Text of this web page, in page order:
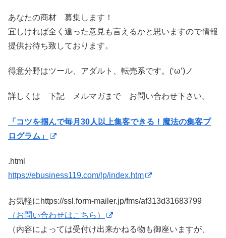
あなたの商材 募集します！
宜しければ全く違った意見も言えるかと思いますので情報
提供お待ち致しております。
得意分野はツール、アダルト、転売系です。(‘ω’)ノ
詳しくは 下記 メルマガまで お問い合わせ下さい。
「コツを掴んで毎月30人以上集客できる！魔法の集客プ
ログラム」
.html
https://ebusiness119.com/lp/index.htm
お気軽にhttps://ssl.form-mailer.jp/fms/af313d31683799
（お問い合わせはこちら）
（内容によっては受付け出来かねる物も御座いますが、